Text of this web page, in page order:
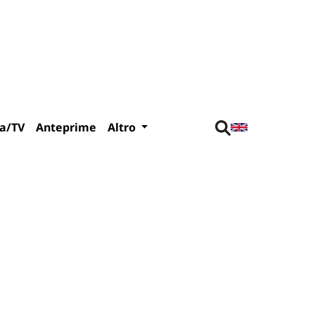
TV Anteprime Altro